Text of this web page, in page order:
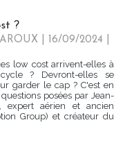
?
| 16/09/2024
low cost arrivent-elles à
? Devront-elles se
garder le cap ? C'est en
posées par Jean-
expert aérien et ancien
Group) et créateur du